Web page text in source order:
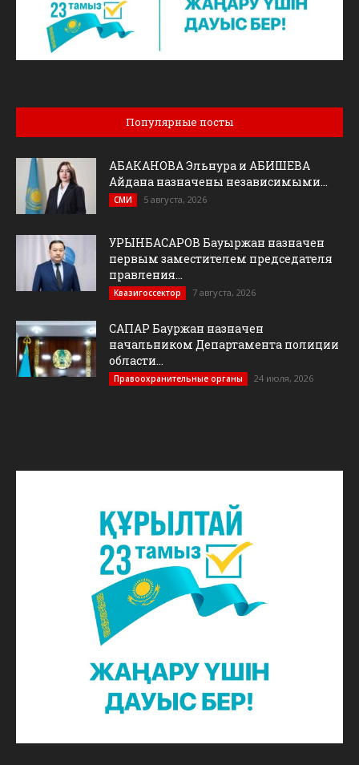
Популярные посты
АБАКАНОВА Эльнура и АБИШЕВА
Айдана назначены независимыми...
СМИ 5 августа, 2026
УРЫНБАСАРОВ Бауыржан назначен
первым заместителем председателя
правления...
Квазигоссектор 7 августа, 2026
САПАР Бауржан назначен
начальником Департамента полиции
области...
Правоохранительные органы 24 июля, 2026